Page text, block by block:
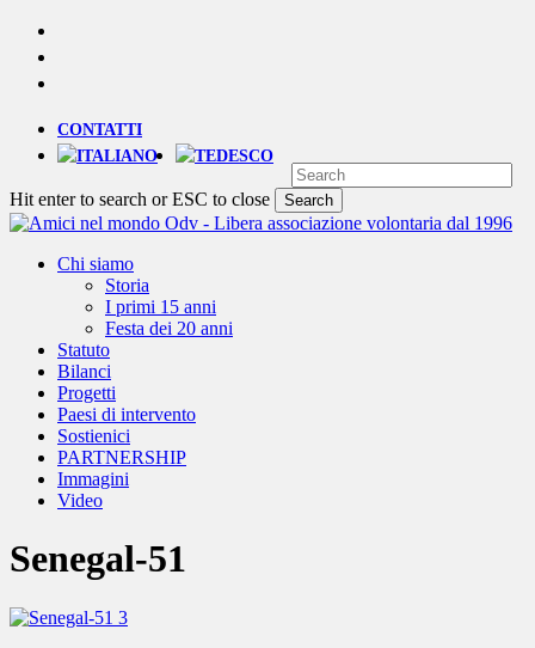
Skip
content
CONTATTI
Hit enter to search or ESC to close Search
Close
Menu
Chi siamo
Storia
I primi 15 anni
Festa dei 20 anni
Statuto
Bilanci
Progetti
Paesi di intervento
Sostienici
PARTNERSHIP
Immagini
Video
Senegal-51